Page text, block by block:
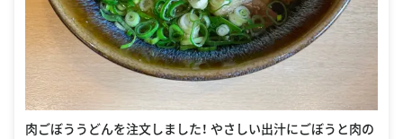
肉ごぼううどんを注文しました！ やさしい出汁にごぼうと肉の